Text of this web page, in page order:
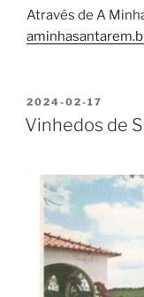
Através de A
PUBLICADO
EM
2024-02-17
Vinhedos de